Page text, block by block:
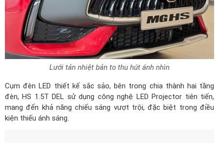
Lưới tản nhiệt bản to thu hút ánh nhìn
Cụm đèn LED thiết kế sắc sảo, bên trong chia thành hai tầng
đèn, HS 1.5T DEL sử dụng công nghệ LED Projector tiên tiến,
mang đến khả năng chiếu sáng vượt trội, đặc biệt trong điều
kiện thiếu ánh sáng.